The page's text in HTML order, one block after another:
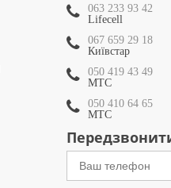
063 233 93 42
Lifecell
067 659 29 18
Київстар
050 419 43 49
МТС
050 410 64 65
МТС